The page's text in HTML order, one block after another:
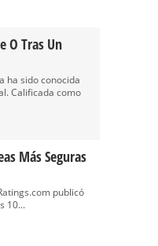
O Tras Un
ha sido conocida
Calificada como
Más Seguras
publicó
10...